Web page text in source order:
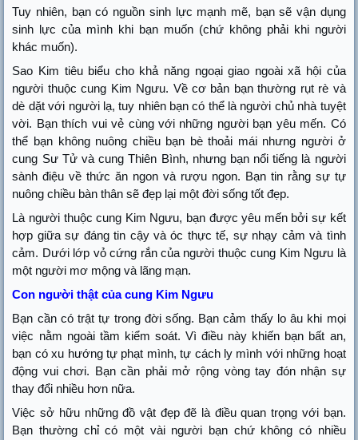
Tuy nhiên, bạn có nguồn sinh lực mạnh mẽ, bạn sẽ vận dụng
sinh lực của mình khi bạn muốn (chứ không phải khi người
khác muốn).
Sao Kim tiêu biểu cho khả năng ngoại giao ngoài xã hội của
người thuộc cung Kim Ngưu. Về cơ bản bạn thường rụt rè và
dè dặt với người lạ, tuy nhiên bạn có thể là người chủ nhà tuyệt
vời. Bạn thích vui vẻ cùng với những người bạn yêu mến. Có
thể bạn không nuông chiều bạn bè thoải mái nhưng người ở
cung Sư Tử và cung Thiên Bình, nhưng bạn nổi tiếng là người
sành điệu về thức ăn ngon và rượu ngon. Bạn tin rằng sự tự
nuông chiều bàn thân sẽ đẹp lại một đời sống tốt đẹp.
Là người thuộc cung Kim Ngưu, bạn được yêu mến bởi sự kết
hợp giữa sự đáng tin cậy và óc thực tế, sự nhạy cảm và tình
cảm. Dưới lớp vỏ cứng rắn của người thuộc cung Kim Ngưu là
một người mơ mộng và lãng mạn.
Con người thật của cung Kim Ngưu
Bạn cần có trật tự trong đời sống. Bạn cảm thấy lo âu khi mọi
việc nằm ngoài tầm kiểm soát. Vì điều này khiến bạn bất an,
bạn có xu hướng tự phạt mình, tự cách ly mình với những hoạt
động vui chơi. Bạn cần phải mở rộng vòng tay đón nhận sự
thay đổi nhiều hơn nữa.
Việc sở hữu những đồ vật đẹp đẽ là điều quan trọng với bạn.
Bạn thường chỉ có một vài người bạn chứ không có nhiều